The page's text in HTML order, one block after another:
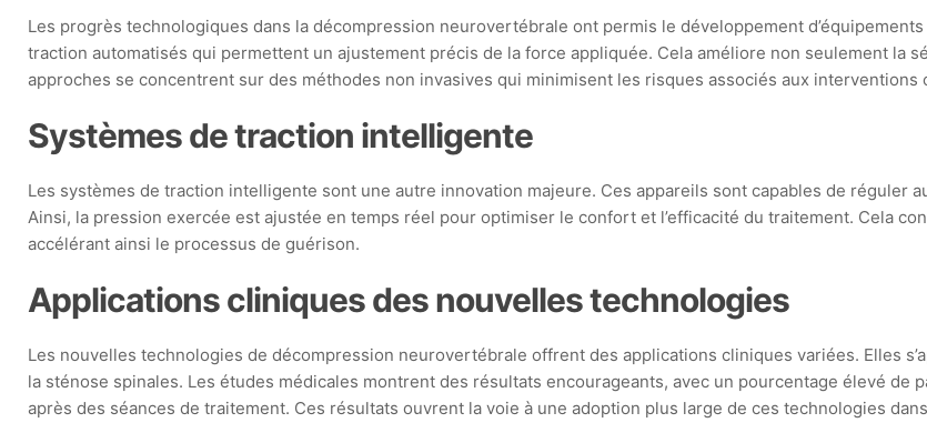
Les progrès technologiques dans la décompression neurovertébrale ont permis le développement
traction automatisés qui permettent un ajustement précis de la force appliquée. Cela améliore non seulement la
approches se concentrent sur des méthodes non invasives qui minimisent les risques associés aux
Systèmes de traction intelligente
Les systèmes de traction intelligente sont une autre innovation majeure. Ces appareils sont capables de réguler
Ainsi, la pression exercée est ajustée en temps réel pour optimiser le confort et l’efficacité du traitement. Cela
accélérant ainsi le processus de guérison.
Applications cliniques des nouvelles technologies
Les nouvelles technologies de décompression neurovertébrale offrent des applications cliniques variées. Elles
la sténose spinales. Les études médicales montrent des résultats encourageants, avec un pourcentage élevé
après des séances de traitement. Ces résultats ouvrent la voie à une adoption plus large de ces technologies